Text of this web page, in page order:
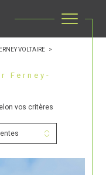
VOLTAIRE
vos critères